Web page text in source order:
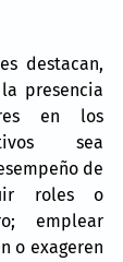
destacan,
presencia
en los
sea
de
roles o
emplear
o exageren